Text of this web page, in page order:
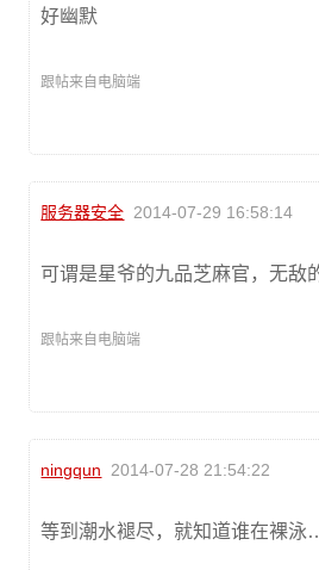
好幽默
跟帖来自电脑端
服务器安全 2014-07-29 16:58:14
可谓是星爷的九品芝麻官，无敌
跟帖来自电脑端
ningqun 2014-07-28 21:54:22
等到潮水褪尽，就知道谁在裸